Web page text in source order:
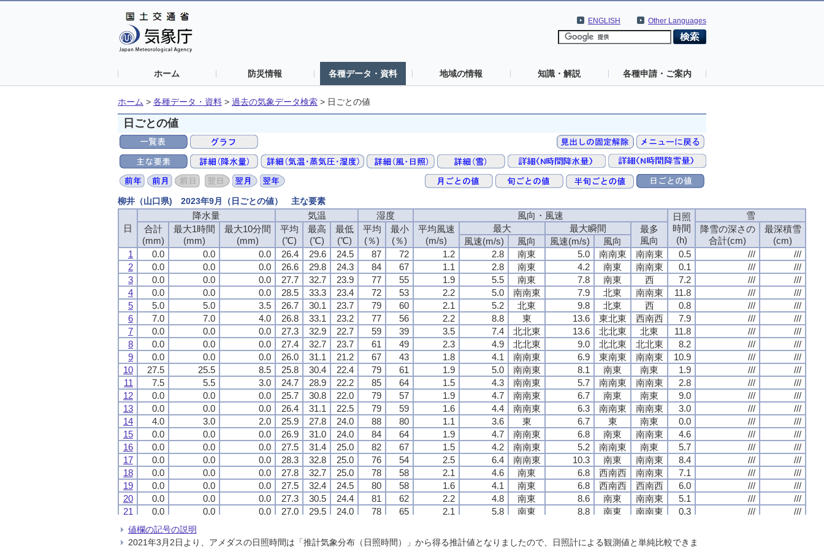
Other Languages
ENGLISH
ホーム 防災情報 各種データ・資料 地域の情報 知識・解説 各種申請・ご案内
ホーム > 各種データ・資料 > 過去の気象データ検索 > 日ごとの値
日ごとの値
柳井（山口県) 2023年9月（日ごとの値） 主な要素
日
降水量 気温 湿度 風向・風速
日照
時間
(h)
雪
合計
(mm)
最大1時間
(mm)
最大10分間
(mm)
平均
(℃)
最高
(℃)
最低
(℃)
平均
(％)
最小
(％)
平均風速
(m/s)
最大 最大瞬間
最多
風向
降雪の深さの
合計(cm)
最深積雪
(cm)
風速(m/s) 風向 風速(m/s)
風向
1
0.0 0.0 0.0 26.4 29.6 24.5 87 72 1.2 2.8 南東 5.0 南南東 南南東 0.5 ///
///
2
0.0 0.0 0.0 26.6 29.8 24.3 84 67 1.1 2.8 南東 4.2 南東 南南東 0.1 ///
///
3
0.0 0.0 0.0 27.7 32.7 23.9 77 55 1.9 5.5 南東 7.8 南東 西 7.2 ///
///
4
0.0 0.0 0.0 28.5 33.3 23.4 72 53 2.2 5.0 南南東 7.9 北東 南南東 11.8 ///
///
5
5.0 5.0 3.5 26.7 30.1 23.7 79 60 2.1 5.2 北東 9.8 北東 西 0.8 ///
///
6
7.0 7.0 4.0 26.8 33.1 23.2 77 56 2.2 8.8 東 13.6 東北東 西南西 7.9 ///
///
7
0.0 0.0 0.0 27.3 32.9 22.7 59 39 3.5 7.4 北北東 13.6 北北東 北東 11.8 ///
///
8
0.0 0.0 0.0 27.4 32.7 23.7 61 49 2.3 4.9 北北東 9.0 北北東 北北東 8.2 ///
///
9
0.0 0.0 0.0 26.0 31.1 21.2 67 43 1.8 4.1 南南東 6.9 東南東 南南東 10.9 ///
///
10
27.5 25.5 8.5 25.8 30.4 22.4 79 61 1.9 5.0 南南東 8.1 南東 南東 1.9 ///
///
11
7.5 5.5 3.0 24.7 28.9 22.2 85 64 1.5 4.3 南南東 5.7 南南東 南南東 2.8 ///
///
12
0.0 0.0 0.0 25.7 30.8 22.0 79 57 1.9 4.7 南南東 6.7 南東 南東 9.0 ///
///
13
0.0 0.0 0.0 26.4 31.1 22.5 79 59 1.6 4.4 南南東 6.3 南南東 南南東 3.0 ///
///
14
4.0 3.0 2.0 25.9 27.8 24.0 88 80 1.1 3.6 東 6.7 東 南東 0.0 ///
///
15
0.0 0.0 0.0 26.9 31.0 24.0 84 64 1.9 4.7 南南東 6.8 南東 南南東 4.6 ///
///
16
0.0 0.0 0.0 27.5 31.4 25.0 82 67 1.5 4.2 南南東 5.2 南南東 南東 5.7 ///
///
17
0.0 0.0 0.0 28.3 32.8 25.0 76 54 2.5 6.4 南南東 10.3 南東 南南東 8.4 ///
///
18
0.0 0.0 0.0 27.8 32.7 25.0 78 58 2.1 4.6 南東 6.8 西南西 南南東 7.1 ///
///
19
0.0 0.0 0.0 27.5 32.4 24.5 80 58 1.6 4.1 南東 6.8 西南西 西南西 6.0 ///
///
20
0.0 0.0 0.0 27.3 30.5 24.4 81 62 2.2 4.8 南東 8.6 南東 南南東 5.1 ///
///
21
0.0 0.0 0.0 27.0 29.5 24.0 78 65 2.1 5.8 南東 8.8 南東 南南東 0.3 ///
///
22
2.5
23
0.0 0.0 0.0 24.7 28.7 21.2 69 51 3.0 6.6 北東 13.1 北北東 北東 6.3
日
降水量 気温 湿度 風向・風速
日照
時間
(h)
雪
合計
(mm)
最大1時間
(mm)
最大10分間
(mm)
平均
(℃)
最高
(℃)
最低
(℃)
平均
(％)
最小
(％)
平均風速
(m/s)
最大 最大瞬間
最多
風向
降雪の深さの
合計(cm)
最深積雪
(cm)
風速(m/s) 風向 風速(m/s)
風向
1
0.0 0.0 0.0 26.4 29.6 24.5 87 72 1.2 2.8 南東 5.0 南南東 南南東 0.5 ///
///
2
0.0 0.0 0.0 26.6 29.8 24.3 84 67 1.1 2.8 南東 4.2 南東 南南東 0.1 ///
///
3
0.0 0.0 0.0 27.7 32.7 23.9 77 55 1.9 5.5 南東 7.8 南東 西 7.2 ///
///
4
0.0 0.0 0.0 28.5 33.3 23.4 72 53 2.2 5.0 南南東 7.9 北東 南南東 11.8 ///
///
5
5.0 5.0 3.5 26.7 30.1 23.7 79 60 2.1 5.2 北東 9.8 北東 西 0.8 ///
///
6
7.0 7.0 4.0 26.8 33.1 23.2 77 56 2.2 8.8 東 13.6 東北東 西南西 7.9 ///
///
7
0.0 0.0 0.0 27.3 32.9 22.7 59 39 3.5 7.4 北北東 13.6 北北東 北東 11.8 ///
///
8
0.0 0.0 0.0 27.4 32.7 23.7 61 49 2.3 4.9 北北東 9.0 北北東 北北東 8.2 ///
///
9
0.0 0.0 0.0 26.0 31.1 21.2 67 43 1.8 4.1 南南東 6.9 東南東 南南東 10.9 ///
///
10
27.5 25.5 8.5 25.8 30.4 22.4 79 61 1.9 5.0 南南東 8.1 南東 南東 1.9 ///
///
11
7.5 5.5 3.0 24.7 28.9 22.2 85 64 1.5 4.3 南南東 5.7 南南東 南南東 2.8 ///
///
12
0.0 0.0 0.0 25.7 30.8 22.0 79 57 1.9 4.7 南南東 6.7 南東 南東 9.0 ///
///
13
0.0 0.0 0.0 26.4 31.1 22.5 79 59 1.6 4.4 南南東 6.3 南南東 南南東 3.0 ///
///
14
4.0 3.0 2.0 25.9 27.8 24.0 88 80 1.1 3.6 東 6.7 東 南東 0.0 ///
///
15
0.0 0.0 0.0 26.9 31.0 24.0 84 64 1.9 4.7 南南東 6.8 南東 南南東 4.6 ///
///
16
0.0 0.0 0.0 27.5 31.4 25.0 82 67 1.5 4.2 南南東 5.2 南南東 南東 5.7 ///
///
17
0.0 0.0 0.0 28.3 32.8 25.0 76 54 2.5 6.4 南南東 10.3 南東 南南東 8.4 ///
///
18
0.0 0.0 0.0 27.8 32.7 25.0 78 58 2.1 4.6 南東 6.8 西南西 南南東 7.1 ///
///
19
0.0 0.0 0.0 27.5 32.4 24.5 80 58 1.6 4.1 南東 6.8 西南西 西南西 6.0 ///
///
20
0.0 0.0 0.0 27.3 30.5 24.4 81 62 2.2 4.8 南東 8.6 南東 南南東 5.1 ///
///
21
0.0 0.0 0.0 27.0 29.5 24.0 78 65 2.1 5.8 南東 8.8 南東 南南東 0.3 ///
///
22
2.5
23
0.0 0.0 0.0 24.7 28.7 21.2 69 51 3.0 6.6 北東 13.1 北北東 北東 6.3
日
降水量 気温 湿度 風向・風速
日照
時間
(h)
雪
合計
(mm)
最大1時間
(mm)
最大10分間
(mm)
平均
(℃)
最高
(℃)
最低
(℃)
平均
(％)
最小
(％)
平均風速
(m/s)
最大 最大瞬間
最多
風向
降雪の深さの
合計(cm)
最深積雪
(cm)
風速(m/s) 風向 風速(m/s)
風向
1
0.0 0.0 0.0 26.4 29.6 24.5 87 72 1.2 2.8 南東 5.0 南南東 南南東 0.5 ///
///
2
0.0 0.0 0.0 26.6 29.8 24.3 84 67 1.1 2.8 南東 4.2 南東 南南東 0.1 ///
///
3
0.0 0.0 0.0 27.7 32.7 23.9 77 55 1.9 5.5 南東 7.8 南東 西 7.2 ///
///
4
0.0 0.0 0.0 28.5 33.3 23.4 72 53 2.2 5.0 南南東 7.9 北東 南南東 11.8 ///
///
5
5.0 5.0 3.5 26.7 30.1 23.7 79 60 2.1 5.2 北東 9.8 北東 西 0.8 ///
///
6
7.0 7.0 4.0 26.8 33.1 23.2 77 56 2.2 8.8 東 13.6 東北東 西南西 7.9 ///
///
7
0.0 0.0 0.0 27.3 32.9 22.7 59 39 3.5 7.4 北北東 13.6 北北東 北東 11.8 ///
///
8
0.0 0.0 0.0 27.4 32.7 23.7 61 49 2.3 4.9 北北東 9.0 北北東 北北東 8.2 ///
///
9
0.0 0.0 0.0 26.0 31.1 21.2 67 43 1.8 4.1 南南東 6.9 東南東 南南東 10.9 ///
///
10
27.5 25.5 8.5 25.8 30.4 22.4 79 61 1.9 5.0 南南東 8.1 南東 南東 1.9 ///
///
11
7.5 5.5 3.0 24.7 28.9 22.2 85 64 1.5 4.3 南南東 5.7 南南東 南南東 2.8 ///
///
12
0.0 0.0 0.0 25.7 30.8 22.0 79 57 1.9 4.7 南南東 6.7 南東 南東 9.0 ///
///
13
0.0 0.0 0.0 26.4 31.1 22.5 79 59 1.6 4.4 南南東 6.3 南南東 南南東 3.0 ///
///
14
4.0 3.0 2.0 25.9 27.8 24.0 88 80 1.1 3.6 東 6.7 東 南東 0.0 ///
///
15
0.0 0.0 0.0 26.9 31.0 24.0 84 64 1.9 4.7 南南東 6.8 南東 南南東 4.6 ///
///
16
0.0 0.0 0.0 27.5 31.4 25.0 82 67 1.5 4.2 南南東 5.2 南南東 南東 5.7 ///
///
17
0.0 0.0 0.0 28.3 32.8 25.0 76 54 2.5 6.4 南南東 10.3 南東 南南東 8.4 ///
///
18
0.0 0.0 0.0 27.8 32.7 25.0 78 58 2.1 4.6 南東 6.8 西南西 南南東 7.1 ///
///
19
0.0 0.0 0.0 27.5 32.4 24.5 80 58 1.6 4.1 南東 6.8 西南西 西南西 6.0 ///
///
20
0.0 0.0 0.0 27.3 30.5 24.4 81 62 2.2 4.8 南東 8.6 南東 南南東 5.1 ///
///
21
0.0 0.0 0.0 27.0 29.5 24.0 78 65 2.1 5.8 南東 8.8 南東 南南東 0.3 ///
///
22
2.5
23
0.0 0.0 0.0 24.7 28.7 21.2 69 51 3.0 6.6 北東 13.1 北北東 北東 6.3
日
降水量 気温 湿度 風向・風速
日照
時間
(h)
雪
合計
(mm)
最大1時間
(mm)
最大10分間
(mm)
平均
(℃)
最高
(℃)
最低
(℃)
平均
(％)
最小
(％)
平均風速
(m/s)
最大 最大瞬間
最多
風向
降雪の深さの
合計(cm)
最深積雪
(cm)
風速(m/s) 風向 風速(m/s)
風向
1
0.0 0.0 0.0 26.4 29.6 24.5 87 72 1.2 2.8 南東 5.0 南南東 南南東 0.5 ///
///
2
0.0 0.0 0.0 26.6 29.8 24.3 84 67 1.1 2.8 南東 4.2 南東 南南東 0.1 ///
///
3
0.0 0.0 0.0 27.7 32.7 23.9 77 55 1.9 5.5 南東 7.8 南東 西 7.2 ///
///
4
0.0 0.0 0.0 28.5 33.3 23.4 72 53 2.2 5.0 南南東 7.9 北東 南南東 11.8 ///
///
5
5.0 5.0 3.5 26.7 30.1 23.7 79 60 2.1 5.2 北東 9.8 北東 西 0.8 ///
///
6
7.0 7.0 4.0 26.8 33.1 23.2 77 56 2.2 8.8 東 13.6 東北東 西南西 7.9 ///
///
7
0.0 0.0 0.0 27.3 32.9 22.7 59 39 3.5 7.4 北北東 13.6 北北東 北東 11.8 ///
///
8
0.0 0.0 0.0 27.4 32.7 23.7 61 49 2.3 4.9 北北東 9.0 北北東 北北東 8.2 ///
///
9
0.0 0.0 0.0 26.0 31.1 21.2 67 43 1.8 4.1 南南東 6.9 東南東 南南東 10.9 ///
///
10
27.5 25.5 8.5 25.8 30.4 22.4 79 61 1.9 5.0 南南東 8.1 南東 南東 1.9 ///
///
11
7.5 5.5 3.0 24.7 28.9 22.2 85 64 1.5 4.3 南南東 5.7 南南東 南南東 2.8 ///
///
12
0.0 0.0 0.0 25.7 30.8 22.0 79 57 1.9 4.7 南南東 6.7 南東 南東 9.0 ///
///
13
0.0 0.0 0.0 26.4 31.1 22.5 79 59 1.6 4.4 南南東 6.3 南南東 南南東 3.0 ///
///
14
4.0 3.0 2.0 25.9 27.8 24.0 88 80 1.1 3.6 東 6.7 東 南東 0.0 ///
///
15
0.0 0.0 0.0 26.9 31.0 24.0 84 64 1.9 4.7 南南東 6.8 南東 南南東 4.6 ///
///
16
0.0 0.0 0.0 27.5 31.4 25.0 82 67 1.5 4.2 南南東 5.2 南南東 南東 5.7 ///
///
17
0.0 0.0 0.0 28.3 32.8 25.0 76 54 2.5 6.4 南南東 10.3 南東 南南東 8.4 ///
///
18
0.0 0.0 0.0 27.8 32.7 25.0 78 58 2.1 4.6 南東 6.8 西南西 南南東 7.1 ///
///
19
0.0 0.0 0.0 27.5 32.4 24.5 80 58 1.6 4.1 南東 6.8 西南西 西南西 6.0 ///
///
20
0.0 0.0 0.0 27.3 30.5 24.4 81 62 2.2 4.8 南東 8.6 南東 南南東 5.1 ///
///
21
0.0 0.0 0.0 27.0 29.5 24.0 78 65 2.1 5.8 南東 8.8 南東 南南東 0.3 ///
///
22
2.5
23
0.0 0.0 0.0 24.7 28.7 21.2 69 51 3.0 6.6 北東 13.1 北北東 北東 6.3
値欄の記号の説明
2021年3月2日より、アメダスの日照時間は「推計気象分布（日照時間）」から得る推計値となりましたので、日照計による観測値と単純比較できま